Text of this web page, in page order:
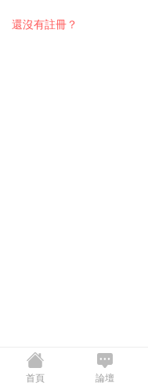
還沒有註冊？
首頁 論壇